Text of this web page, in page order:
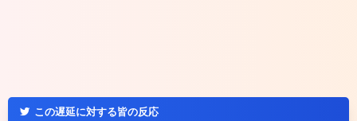
この遅延に対する皆の反応